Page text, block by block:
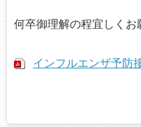
何卒御理解の程宜しくお
インフルエンザ予防